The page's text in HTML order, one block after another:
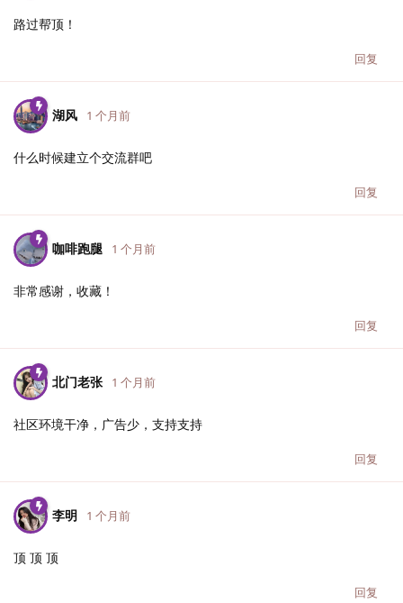
路过帮顶！
回复
湖风 1 个月前
什么时候建立个交流群吧
回复
咖啡跑腿 1 个月前
非常感谢，收藏！
回复
北门老张 1 个月前
社区环境干净，广告少，支持支持
回复
李明 1 个月前
顶 顶 顶
回复